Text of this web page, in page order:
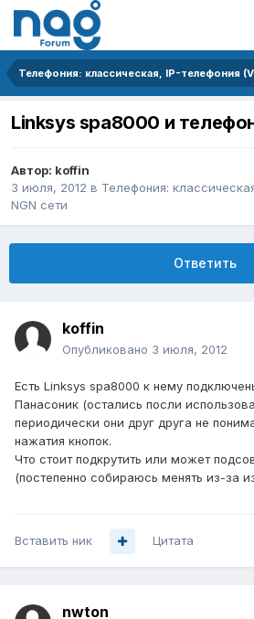
Linksys spa8000 и
Автор: koffin
3 июля, 2012 в Телефония:
NGN сети
Ответить
koffin
Опубликовано 3 июля, 2012
Есть Linksys spa8000 к нему
Панасоник (остались посли
периодически они друг друга не
нажатия кнопок.
Что стоит подкрутить или может
(постепенно собираюсь менять из-за
Вставить ник Цитата
nwton